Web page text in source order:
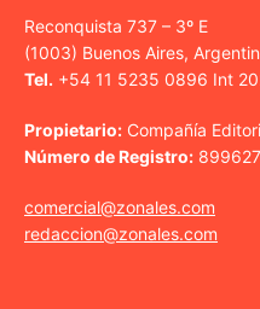
Reconquista 737 – 3º E
(1003) Buenos Aires,
Tel. +54 11 5235 0896 Int
Propietario: Compañía
Número de Registro:
comercial@zonales.com
redaccion@zonales.com